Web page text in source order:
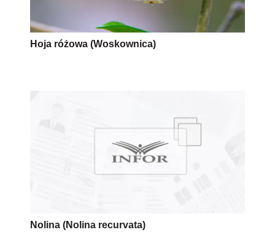
Hoja różowa (Woskownica)
Nolina (Nolina recurvata)